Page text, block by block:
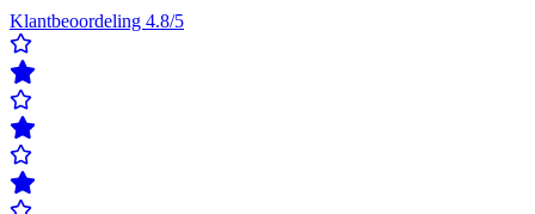
Klantbeoordeling 4.8/5